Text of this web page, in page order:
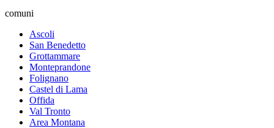
comuni
Ascoli
San Benedetto
Grottammare
Monteprandone
Folignano
Castel di Lama
Offida
Val Tronto
Area Montana